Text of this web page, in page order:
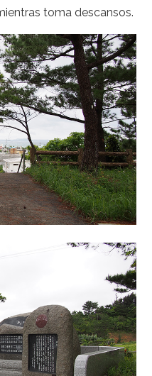
toma descansos.